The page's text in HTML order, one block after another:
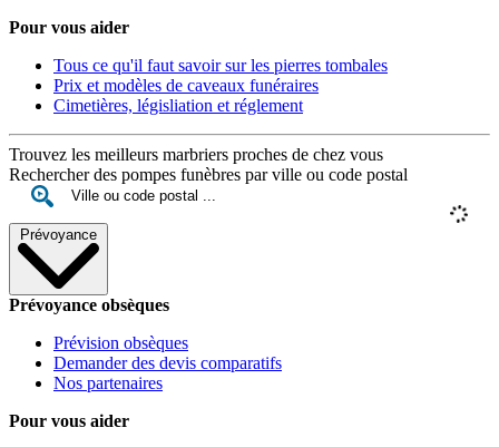
Pour vous aider
Tous ce qu'il faut savoir sur les pierres tombales
Prix et modèles de caveaux funéraires
Cimetières, législiation et réglement
Trouvez les meilleurs marbriers proches de chez vous
Rechercher des pompes funèbres par ville ou code postal
Prévoyance
Prévoyance obsèques
Prévision obsèques
Demander des devis comparatifs
Nos partenaires
Pour vous aider